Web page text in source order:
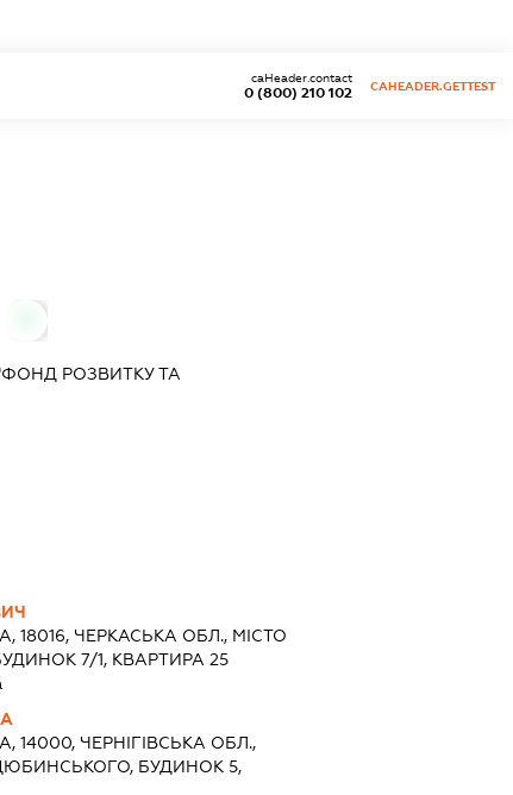
0 (800) 210 102
caHeader.contact
CAHEADER.GETTEST
РОЗВИТКУ ТА
18016, ЧЕРКАСЬКА ОБЛ., МІСТО
7/1, КВАРТИРА 25
14000, ЧЕРНІГІВСЬКА ОБЛ.,
БУДИНОК 5,